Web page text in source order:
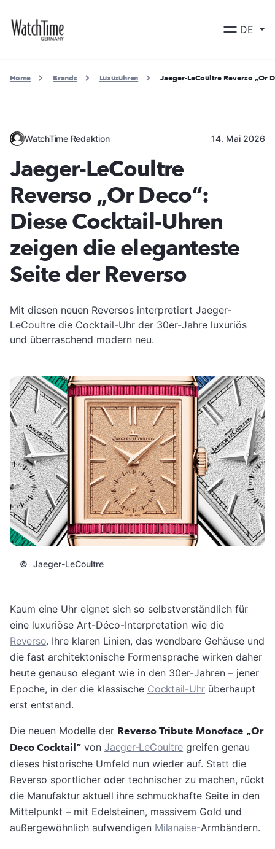
DE
Home Brands Luxusuhren Jaeger-LeCoultre Reverso „Or
WatchTime Redaktion 14. Mai 2026
Jaeger-LeCoultre
Reverso „Or Deco“:
Diese Cocktail-Uhren
zeigen die eleganteste
Seite der Reverso
Mit diesen neuen Reversos interpretiert Jaeger-
LeCoultre die Cocktail-Uhr der 30er-Jahre luxuriös
und überraschend modern neu.
© Jaeger-LeCoultre
Kaum eine Uhr eignet sich so selbstverständlich für
eine luxuriöse Art-Déco-Interpretation wie die
Reverso. Ihre klaren Linien, das wendbare Gehäuse und
die fast architektonische Formensprache wirken daher
heute genauso elegant wie in den 30er-Jahren – jener
Epoche, in der die klassische Cocktail-Uhr überhaupt
erst entstand.
Die neuen Modelle der Reverso Tribute Monoface „Or
Deco Cocktail“ von Jaeger-LeCoultre greifen genau
dieses historische Umfeld nun wieder auf. Statt die
Reverso sportlicher oder technischer zu machen, rückt
die Manufaktur aktuell ihre schmuckhafte Seite in den
Mittelpunkt – mit Edelsteinen, massivem Gold und
außergewöhnlich aufwendigen Milanaise-Armbändern.